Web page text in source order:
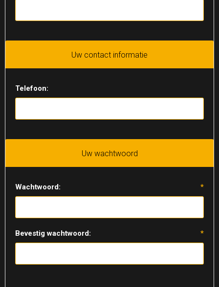
Uw contact informatie
Telefoon:
Uw wachtwoord
Wachtwoord: *
Bevestig wachtwoord: *